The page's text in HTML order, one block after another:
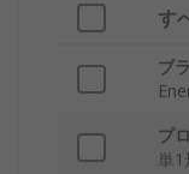
す
ブ
プ
単